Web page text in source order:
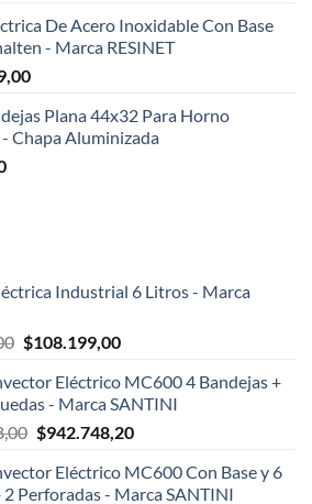
De Acero Inoxidable Con Base
- Marca RESINET
Plana 44x32 Para Horno
Chapa Aluminizada
Industrial 6 Litros - Marca
El
original
era:
$124.999,00.
$108.199,00El
actual
es:
$108.199,00.
Eléctrico MC600 4 Bandejas +
- Marca SANTINI
El
original
era:
$942.748,20El
actual
es:
Eléctrico MC600 Con Base y 6
2 Perforadas - Marca SANTINI